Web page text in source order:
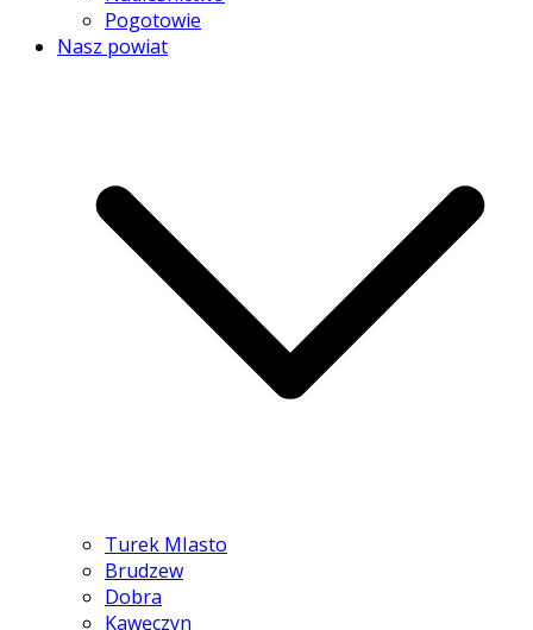
Pogotowie
Nasz powiat
Turek MIasto
Brudzew
Dobra
Kawęczyn